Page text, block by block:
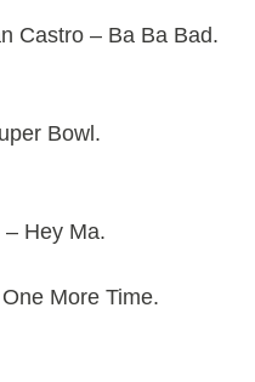
Castro – Ba Ba Bad.
Bowl.
Hey Ma.
More Time.